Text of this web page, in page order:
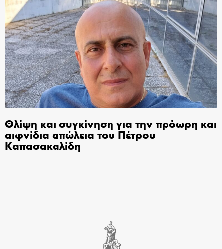
Θλίψη και συγκίνηση για την πρόωρη και
αιφνίδια απώλεια του Πέτρου
Καπασακαλίδη